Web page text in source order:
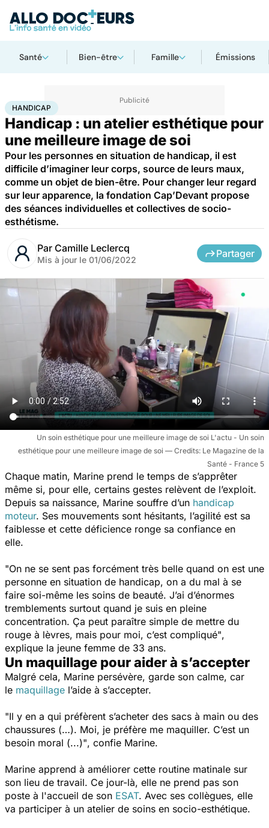
Santé Bien-être Famille Émissions
AccueilSanté Handicap
HANDICAP
Handicap : un atelier esthétique pour
une meilleure image de soi
Pour les personnes en situation de handicap, il est
difficile d’imaginer leur corps, source de leurs maux,
comme un objet de bien-être. Pour changer leur regard
sur leur apparence, la fondation Cap’Devant propose
des séances individuelles et collectives de socio-
esthétisme.
Par Camille Leclercq
Mis à jour le 01/06/2022
Partager
Un soin esthétique pour une meilleure image de soi L'actu - Un soin
esthétique pour une meilleure image de soi
Le Magazine de la
Santé - France 5
Chaque matin, Marine prend le temps de s’apprêter
même si, pour elle, certains gestes relèvent de l’exploit.
Depuis sa naissance, Marine souffre d’un handicap
moteur. Ses mouvements sont hésitants, l’agilité est sa
faiblesse et cette déficience ronge sa confiance en
elle.
"On ne se sent pas forcément très belle quand on est une
personne en situation de handicap, on a du mal à se
faire soi-même les soins de beauté. J’ai d’énormes
tremblements surtout quand je suis en pleine
concentration. Ça peut paraître simple de mettre du
rouge à lèvres, mais pour moi, c’est compliqué",
explique la jeune femme de 33 ans.
Un maquillage pour aider à s’accepter
Malgré cela, Marine persévère, garde son calme, car
le maquillage l’aide à s’accepter.
"Il y en a qui préfèrent s’acheter des sacs à main ou des
chaussures (…). Moi, je préfère me maquiller. C’est un
besoin moral (...)", confie Marine.
Marine apprend à améliorer cette routine matinale sur
son lieu de travail. Ce jour-là, elle ne prend pas son
poste à l'accueil de son ESAT. Avec ses collègues, elle
va participer à un atelier de soins en socio-esthétique.